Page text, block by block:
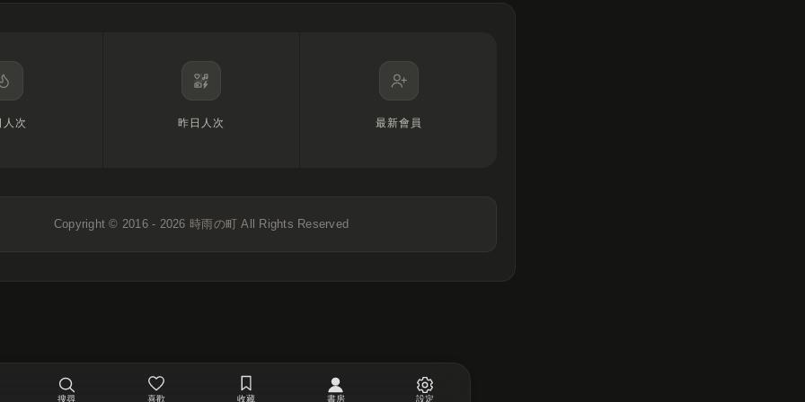
搜尋 喜歡 收藏 書房 設定
人次 昨日人次 最新會員
Copyright © 2016 - 2026 時雨の町 All Rights Reserved